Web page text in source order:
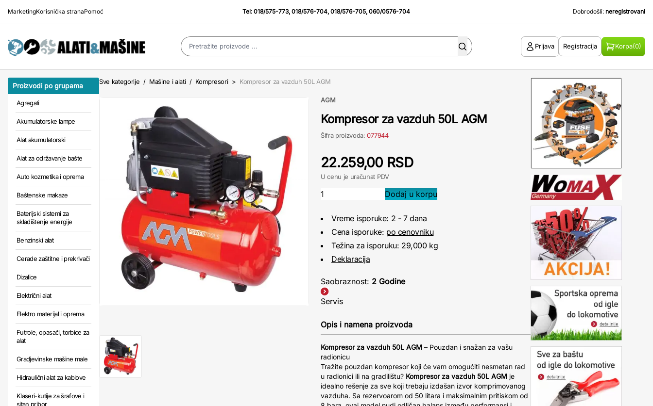
MarketingKorisnička stranaPomoć Tel:018/575-773,018/576-704,018/576-705,060/0576-704 Dobrodošli: neregistrovani
Prijava Registracija Korpa(0)
Proizvodi po grupama
Agregati
Akumulatorske lampe
Alat akumulatorski
Alat za održavanje bašte
Auto kozmetika i oprema
Baštenske makaze
Baterijski sistemi za
skladištenje energije
Benzinski alat
Cerade zaštitne i prekrivači
Dizalice
Električni alat
Elektro materijal i oprema
Futrole, opasači, torbice za
alat
Gradjevinske mašine male
Hidraulični alat za kablove
Klaseri-kutije za šrafove i
sitan pribor
Sve kategorije / Mašine i alati / Kompresori > Kompresor za vazduh 50L AGM
AGM
Kompresor za vazduh 50L AGM
Šifra proizvoda:077944
22.259,00 RSD
U cenu je uračunat PDV
Vreme isporuke: 2 - 7 dana
Cena isporuke: po cenovniku
Težina za isporuku: 29,000 kg
Deklaracija
Saobraznost: 2 Godine
Servis
Opis i namena proizvoda
Kompresor za vazduh 50L AGM – Pouzdan i snažan za vašu
radionicu
Tražite pouzdan kompresor koji će vam omogućiti nesmetan rad
u radionici ili na gradilištu? Kompresor za vazduh 50L AGM je
idealno rešenje za sve koji trebaju izdašan izvor komprimovanog
vazduha. Sa rezervoarom od 50 litara i maksimalnim pritiskom od